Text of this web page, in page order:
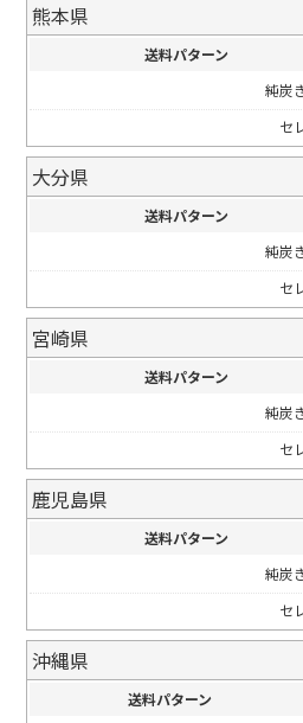
熊本県
送料パターン
純炭
セ
大分県
送料パターン
純炭
セ
宮崎県
送料パターン
純炭
セ
鹿児島県
送料パターン
純炭
セ
沖縄県
送料パターン